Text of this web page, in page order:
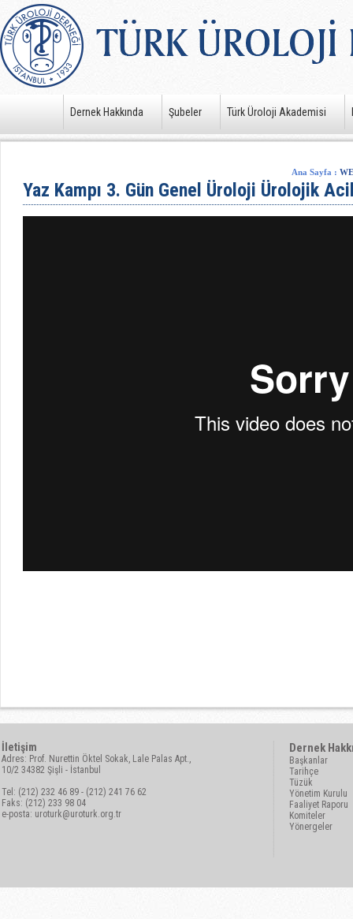
Dernek Hakkında Şubeler Türk Üroloji Akademisi
Ana Sayfa :
Yaz Kampı 3. Gün Genel Üroloji Ürolojik
İletişim
Adres: Prof. Nurettin Öktel Sokak, Lale Palas Apt.,
10/2 34382 Şişli - İstanbul
Tel: (212) 232 46 89 - (212) 241 76 62
Faks: (212) 233 98 04
e-posta: uroturk@uroturk.org.tr
Dernek
Başkanlar
Tarihçe
Tüzük
Yönetim Kurulu
Faaliyet Raporu
Komiteler
Yönergeler